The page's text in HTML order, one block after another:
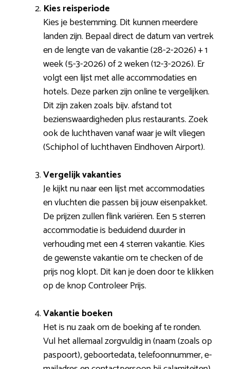
Kies reisperiode
Kies je bestemming. Dit kunnen meerdere
landen zijn. Bepaal direct de datum van vertrek
en de lengte van de vakantie (28-2-2026) + 1
week (5-3-2026) of 2 weken (12-3-2026). Er
volgt een lijst met alle accommodaties en
hotels. Deze parken zijn online te vergelijken.
Dit zijn zaken zoals bijv. afstand tot
bezienswaardigheden plus restaurants. Zoek
ook de luchthaven vanaf waar je wilt vliegen
(Schiphol of luchthaven Eindhoven Airport).
Vergelijk vakanties
Je kijkt nu naar een lijst met accommodaties
en vluchten die passen bij jouw eisenpakket.
De prijzen zullen flink variëren. Een 5 sterren
accommodatie is beduidend duurder in
verhouding met een 4 sterren vakantie. Kies
de gewenste vakantie om te checken of de
prijs nog klopt. Dit kan je doen door te klikken
op de knop Controleer Prijs.
Vakantie boeken
Het is nu zaak om de boeking af te ronden.
Vul het allemaal zorgvuldig in (naam (zoals op
paspoort), geboortedata, telefoonnummer, e-